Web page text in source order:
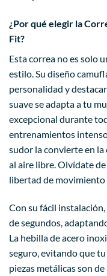
¿Por qué elegir la
Fit?
Esta correa no es solo
estilo. Su diseño
personalidad y
suave se adapta a tu
excepcional durante
entrenamientos
sudor la convierte en
al aire libre. Olvídate
libertad de movimiento
Con su fácil
de segundos,
La hebilla de acero
seguro, evitando que
piezas metálicas son